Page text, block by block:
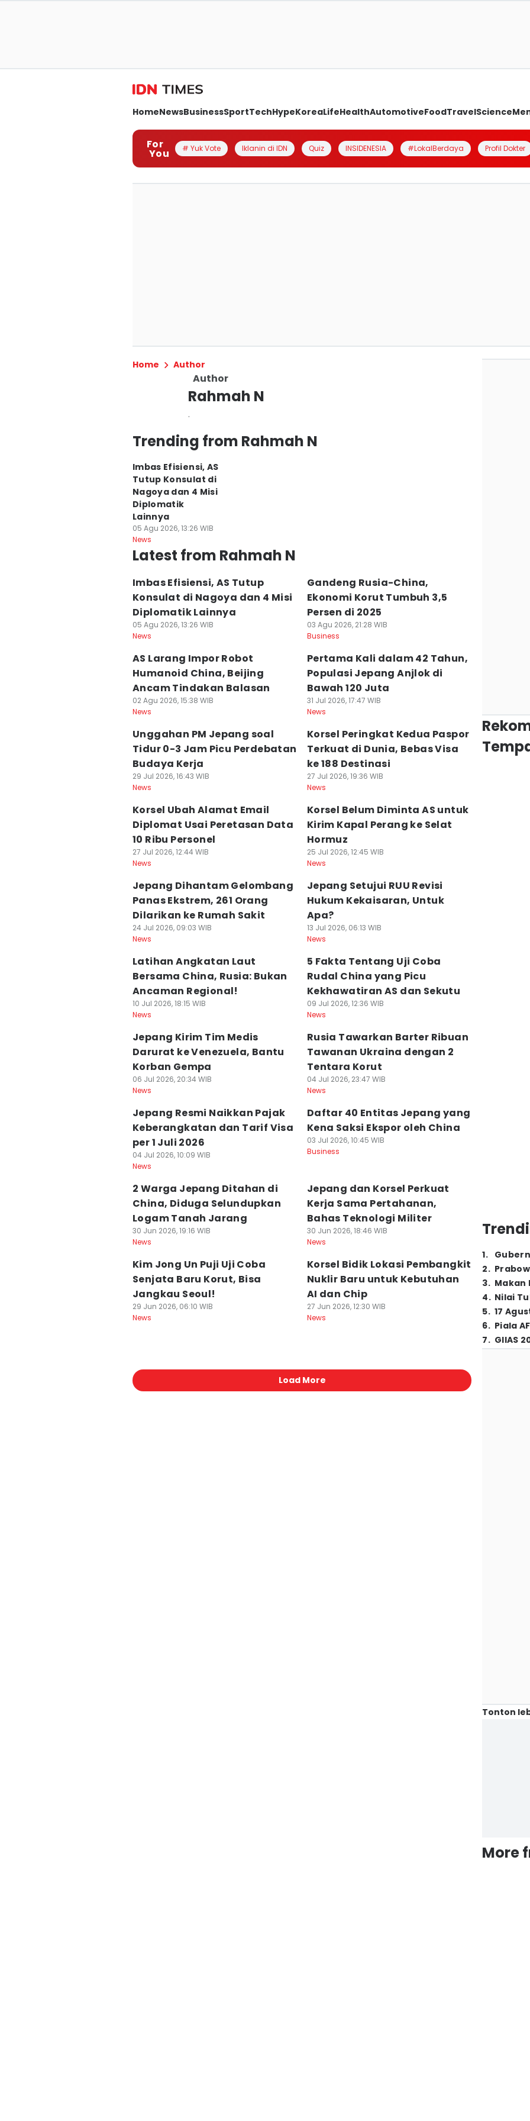
HomeNewsBusinessSportTechHypeKoreaLifeHealthAutomotiveFoodTravelScience
For
You # Yuk Vote Iklanin di IDN Quiz INSIDENESIA #LokalBerdaya Profil Dokter
Home Author
Author
Rahmah N
.
Trending from Rahmah N
Imbas Efisiensi, AS
Tutup Konsulat di
Nagoya dan 4 Misi
Diplomatik
Lainnya
05 Agu 2026, 13:26 WIB
News
Latest from Rahmah N
Imbas Efisiensi, AS Tutup
Konsulat di Nagoya dan 4 Misi
Diplomatik Lainnya
05 Agu 2026, 13:26 WIB
News
Gandeng Rusia-China,
Ekonomi Korut Tumbuh 3,5
Persen di 2025
03 Agu 2026, 21:28 WIB
Business
AS Larang Impor Robot
Humanoid China, Beijing
Ancam Tindakan Balasan
02 Agu 2026, 15:38 WIB
News
Pertama Kali dalam 42 Tahun,
Populasi Jepang Anjlok di
Bawah 120 Juta
31 Jul 2026, 17:47 WIB
News
Unggahan PM Jepang soal
Tidur 0-3 Jam Picu Perdebatan
Budaya Kerja
29 Jul 2026, 16:43 WIB
News
Korsel Peringkat Kedua Paspor
Terkuat di Dunia, Bebas Visa
ke 188 Destinasi
27 Jul 2026, 19:36 WIB
News
Korsel Ubah Alamat Email
Diplomat Usai Peretasan Data
10 Ribu Personel
27 Jul 2026, 12:44 WIB
News
Korsel Belum Diminta AS untuk
Kirim Kapal Perang ke Selat
Hormuz
25 Jul 2026, 12:45 WIB
News
Jepang Dihantam Gelombang
Panas Ekstrem, 261 Orang
Dilarikan ke Rumah Sakit
24 Jul 2026, 09:03 WIB
News
Jepang Setujui RUU Revisi
Hukum Kekaisaran, Untuk
Apa?
13 Jul 2026, 06:13 WIB
News
Latihan Angkatan Laut
Bersama China, Rusia: Bukan
Ancaman Regional!
10 Jul 2026, 18:15 WIB
News
5 Fakta Tentang Uji Coba
Rudal China yang Picu
Kekhawatiran AS dan Sekutu
09 Jul 2026, 12:36 WIB
News
Jepang Kirim Tim Medis
Darurat ke Venezuela, Bantu
Korban Gempa
06 Jul 2026, 20:34 WIB
News
Rusia Tawarkan Barter Ribuan
Tawanan Ukraina dengan 2
Tentara Korut
04 Jul 2026, 23:47 WIB
News
Jepang Resmi Naikkan Pajak
Keberangkatan dan Tarif Visa
per 1 Juli 2026
04 Jul 2026, 10:09 WIB
News
Daftar 40 Entitas Jepang yang
Kena Saksi Ekspor oleh China
03 Jul 2026, 10:45 WIB
Business
2 Warga Jepang Ditahan di
China, Diduga Selundupkan
Logam Tanah Jarang
30 Jun 2026, 19:16 WIB
News
Jepang dan Korsel Perkuat
Kerja Sama Pertahanan,
Bahas Teknologi Militer
30 Jun 2026, 18:46 WIB
News
Kim Jong Un Puji Uji Coba
Senjata Baru Korut, Bisa
Jangkau Seoul!
29 Jun 2026, 06:10 WIB
News
Korsel Bidik Lokasi Pembangkit
Nuklir Baru untuk Kebutuhan
AI dan Chip
27 Jun 2026, 12:30 WIB
News
Load More
1.
2.
3. Makan
4. Nilai
5. 17
6. Piala
7. GIIAS
Tonton
More